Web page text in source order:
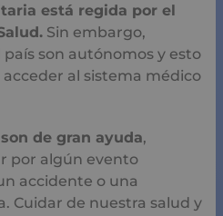
permite que se pueda
privado.
de gran ayuda,
algún evento desafortunado
familia es importante,
ha vuelto indispensable.